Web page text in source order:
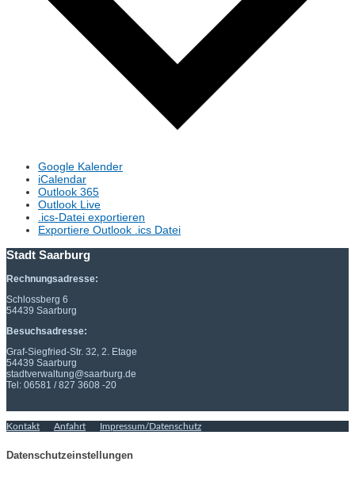
Google Kalender
iCalendar
Outlook 365
Outlook Live
.ics-Datei exportieren
Exportiere Outlook .ics Datei
Stadt Saarburg
Rechnungsadresse:
Schlossberg 6
54439 Saarburg
Besuchsadresse:
Graf-Siegfried-Str. 32, 2. Etage
54439 Saarburg
stadtverwaltung@saarburg.de
Tel: 06581 / 827 3608 -20
Kontakt Anfahrt Impressum/Datenschutz
Datenschutzeinstellungen